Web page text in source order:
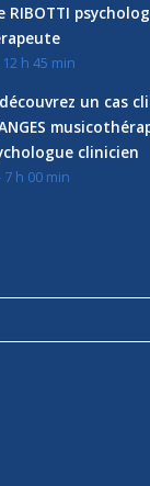
RIBOTTI
h 45 min
un cas
clinicien
7 h 00 min